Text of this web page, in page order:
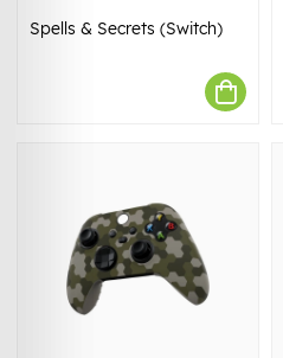
Spells & Secrets (Switch)